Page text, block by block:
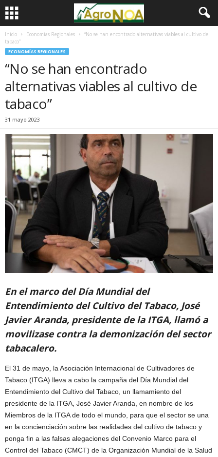
Inicio Economías Regionales
“No se han encontrado alternativas viables al cultivo de
tabaco”
ECONOMÍAS REGIONALES
“No se han encontrado
alternativas viables al cultivo de
tabaco”
31 mayo 2023
En el marco del Día Mundial del
Entendimiento del Cultivo del Tabaco, José
Javier Aranda, presidente de la ITGA, llamó a
movilizase contra la demonización del sector
tabacalero.
El 31 de mayo, la Asociación Internacional de Cultivadores de
Tabaco (ITGA) lleva a cabo la campaña del Día Mundial del
Entendimiento del Cultivo del Tabaco, un llamamiento del
presidente de la ITGA, José Javier Aranda, en nombre de los
Miembros de la ITGA de todo el mundo, para que el sector se una
en la concienciación sobre las realidades del cultivo de tabaco y
ponga fin a las falsas alegaciones del Convenio Marco para el
Control del Tabaco (CMCT) de la Organización Mundial de la Salud